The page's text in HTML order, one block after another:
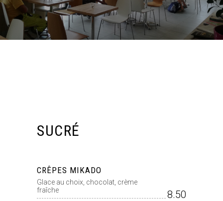
SUCRÉ
CRÊPES MIKADO
Glace au choix, chocolat, crème
fraîche
8.50